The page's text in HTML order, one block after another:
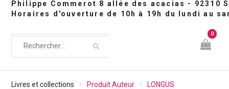
0
Livres et collections Produit Auteur LONGUS